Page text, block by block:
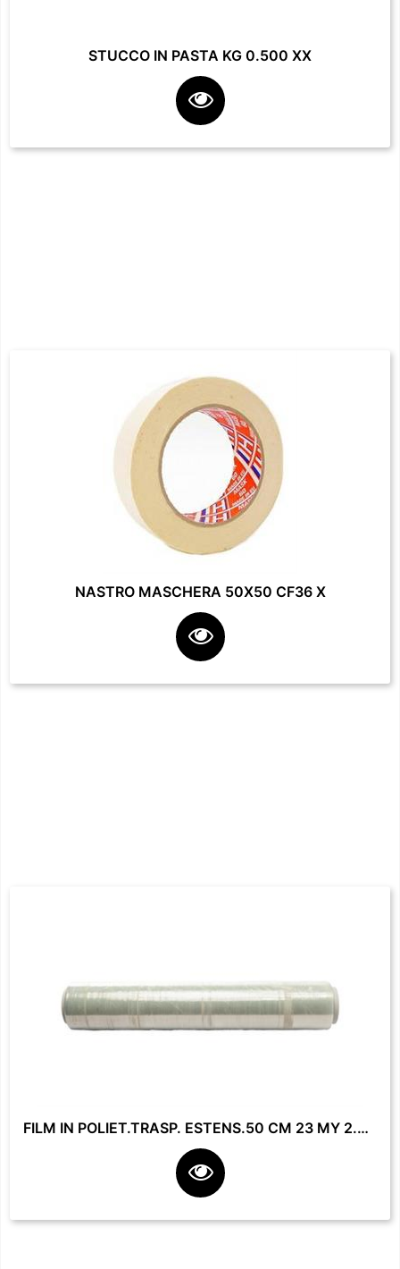
STUCCO IN PASTA KG 0.500 XX
NASTRO MASCHERA 50X50 CF36 X
FILM IN POLIET.TRASP. ESTENS.50 CM 23 MY 2.2 KG **